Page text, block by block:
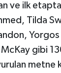
ve ilk
Tilda
gibi
metne